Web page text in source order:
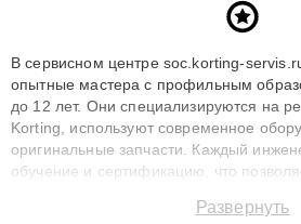
В сервисном центре soc.korting-
опытные мастера с профильным
до 12 лет. Они специализируются на
Korting, используют современное
оригинальные запчасти. Каждый
обучение и сертификацию, что
сохранением гарантии до 3 лет. Наши
Развернуть